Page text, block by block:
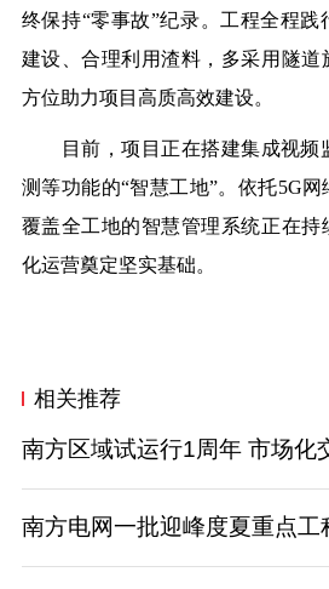
终保持“零事故”纪录。工程全程践
建设、合理利用渣料，多采用隧道
方位助力项目高质高效建设。
目前，项目正在搭建集成视频
测等功能的“智慧工地”。依托5G
覆盖全工地的智慧管理系统正在持
化运营奠定坚实基础。
相关推荐
南方区域试运行1周年 市场化
南方电网一批迎峰度夏重点工